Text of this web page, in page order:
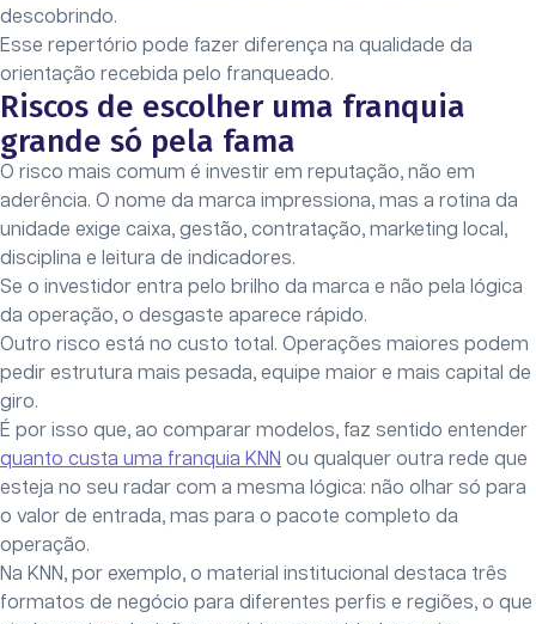
descobrindo.
Esse repertório pode fazer diferença na qualidade da
orientação recebida pelo franqueado.
Riscos de escolher uma franquia
grande só pela fama
O risco mais comum é investir em reputação, não em
aderência. O nome da marca impressiona, mas a rotina da
unidade exige caixa, gestão, contratação, marketing local,
disciplina e leitura de indicadores.
Se o investidor entra pelo brilho da marca e não pela lógica
da operação, o desgaste aparece rápido.
Outro risco está no custo total. Operações maiores podem
pedir estrutura mais pesada, equipe maior e mais capital de
giro.
É por isso que, ao comparar modelos, faz sentido entender
quanto custa uma franquia KNN ou qualquer outra rede que
esteja no seu radar com a mesma lógica: não olhar só para
o valor de entrada, mas para o pacote completo da
operação.
Na KNN, por exemplo, o material institucional destaca três
formatos de negócio para diferentes perfis e regiões, o que